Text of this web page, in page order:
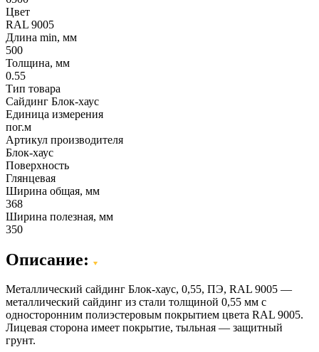
Цвет
RAL 9005
Длина min, мм
500
Толщина, мм
0.55
Тип товара
Сайдинг Блок-хаус
Единица измерения
пог.м
Артикул производителя
Блок-хаус
Поверхность
Глянцевая
Ширина общая, мм
368
Ширина полезная, мм
350
Описание:
Металлический сайдинг Блок-хаус, 0,55, ПЭ, RAL 9005 —
металлический сайдинг из стали толщиной 0,55 мм с
односторонним полиэстеровым покрытием цвета RAL 9005.
Лицевая сторона имеет покрытие, тыльная — защитный
грунт.